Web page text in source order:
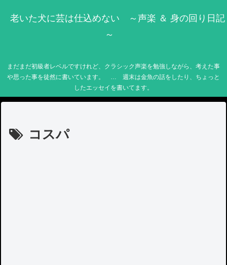
老いた犬に芸は仕込めない ～声楽 ＆ 身の回り日記
～
まだまだ初級者レベルですけれど、クラシック声楽を勉強しながら、考えた事
や思った事を徒然に書いています。 … 週末は金魚の話をしたり、ちょっと
したエッセイを書いてます。
コスパ